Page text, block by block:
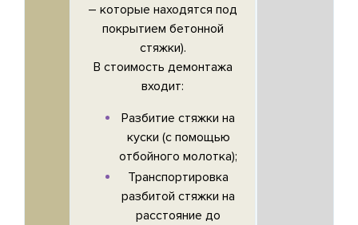
– которые находятся под
покрытием бетонной
стяжки).
В стоимость демонтажа
входит:
Разбитие стяжки на
куски (с помощью
отбойного молотка);
Транспортировка
разбитой стяжки на
расстояние до